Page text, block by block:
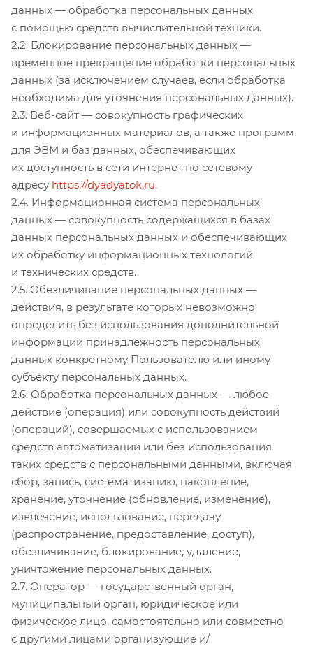
данных — обработка персональных данных
с помощью средств вычислительной техники.
2.2. Блокирование персональных данных —
временное прекращение обработки персональных
данных (за исключением случаев, если обработка
необходима для уточнения персональных данных).
2.3. Веб-сайт — совокупность графических
и информационных материалов, а также программ
для ЭВМ и баз данных, обеспечивающих
их доступность в сети интернет по сетевому
адресу https://dyadyatok.ru.
2.4. Информационная система персональных
данных — совокупность содержащихся в базах
данных персональных данных и обеспечивающих
их обработку информационных технологий
и технических средств.
2.5. Обезличивание персональных данных —
действия, в результате которых невозможно
определить без использования дополнительной
информации принадлежность персональных
данных конкретному Пользователю или иному
субъекту персональных данных.
2.6. Обработка персональных данных — любое
действие (операция) или совокупность действий
(операций), совершаемых с использованием
средств автоматизации или без использования
таких средств с персональными данными, включая
сбор, запись, систематизацию, накопление,
хранение, уточнение (обновление, изменение),
извлечение, использование, передачу
(распространение, предоставление, доступ),
обезличивание, блокирование, удаление,
уничтожение персональных данных.
2.7. Оператор — государственный орган,
муниципальный орган, юридическое или
физическое лицо, самостоятельно или совместно
с другими лицами организующие и/